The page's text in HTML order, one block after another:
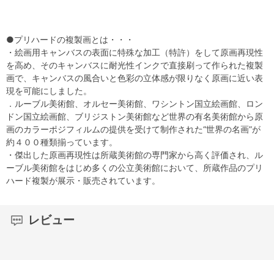
●プリハードの複製画とは・・・
・絵画用キャンバスの表面に特殊な加工（特許）をして原画再現性
を高め、そのキャンバスに耐光性インクで直接刷って作られた複製
画で、キャンバスの風合いと色彩の立体感が限りなく原画に近い表
現を可能にしました。
．ルーブル美術館、オルセー美術館、ワシントン国立絵画館、ロン
ドン国立絵画館、ブリジストン美術館など世界の有名美術館から原
画のカラーポジフィルムの提供を受けて制作された“世界の名画”が
約４００種類揃っています。
・傑出した原画再現性は所蔵美術館の専門家から高く評価され、ル
ーブル美術館をはじめ多くの公立美術館において、所蔵作品のプリ
ハード複製が展示・販売されています。
レビュー